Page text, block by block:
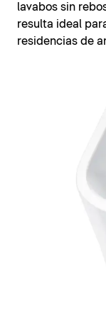
lavabos sin
resulta ideal
residencias de